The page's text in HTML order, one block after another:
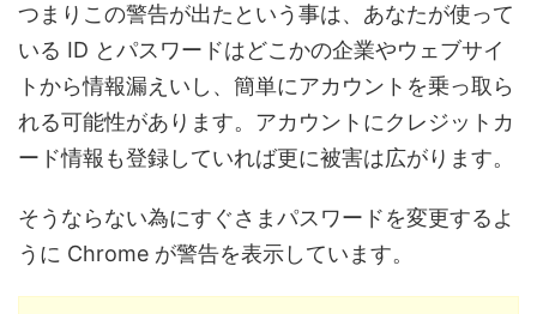
つまりこの警告が出たという事は、あなたが使って
いる ID とパスワードはどこかの企業やウェブサイ
トから情報漏えいし、簡単にアカウントを乗っ取ら
れる可能性があります。アカウントにクレジットカ
ード情報も登録していれば更に被害は広がります。
そうならない為にすぐさまパスワードを変更するよ
うに Chrome が警告を表示しています。